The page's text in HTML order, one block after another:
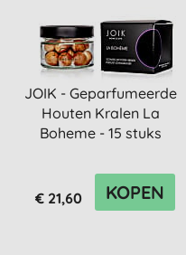
JOIK - Geparfumeerde
Houten Kralen La
Boheme - 15 stuks
€ 21,60 KOPEN